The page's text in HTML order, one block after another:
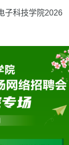
子科技学院2026